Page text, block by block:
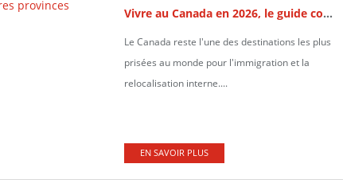
Vivre au Canada en 2026, le guide complet des meilleures provinces
Le Canada reste l'une des destinations les plus
prisées au monde pour l'immigration et la
relocalisation interne....
EN SAVOIR PLUS